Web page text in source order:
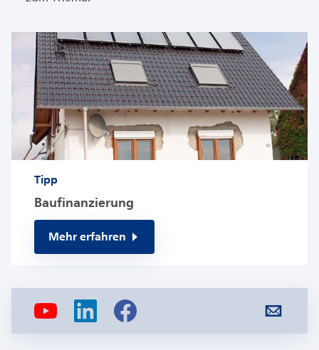
Tipp
Baufinanzierung
Mehr erfahren